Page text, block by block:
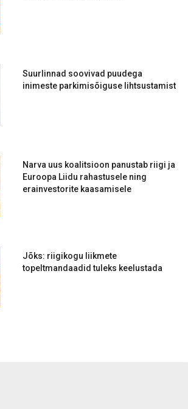
Suurlinnad soovivad puudega
inimeste parkimisõiguse lihtsustamist
Narva uus koalitsioon panustab riigi ja
Euroopa Liidu rahastusele ning
erainvestorite kaasamisele
Jõks: riigikogu liikmete
topeltmandaadid tuleks keelustada